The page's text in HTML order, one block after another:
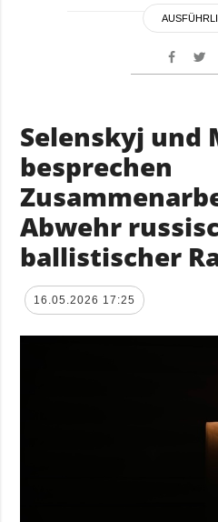
Selenskyj und
besprechen
Abwehr
ballistischer
16.05.2026 17:25